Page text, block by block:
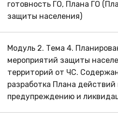
готовность ГО, Плана ГО
защиты населения)
Модуль 2. Тема 4.
мероприятий защиты
территорий от ЧС.
разработка Плана действий
предупреждению и